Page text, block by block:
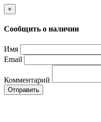
×
Сообщить о наличии
Имя
Email
Комментарий
Отправить